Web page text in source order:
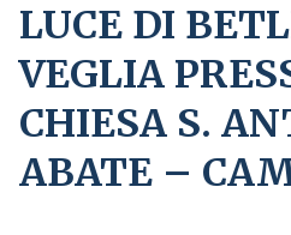
LUCE DI
VEGLIA
CHIESA S.
ABATE –